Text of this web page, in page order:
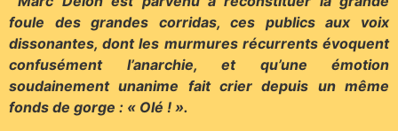
foule des grandes corridas, ces publics aux voix
dissonantes, dont les murmures récurrents évoquent
confusément l’anarchie, et qu’une émotion
soudainement unanime fait crier depuis un même
fonds de gorge : « Olé ! ».